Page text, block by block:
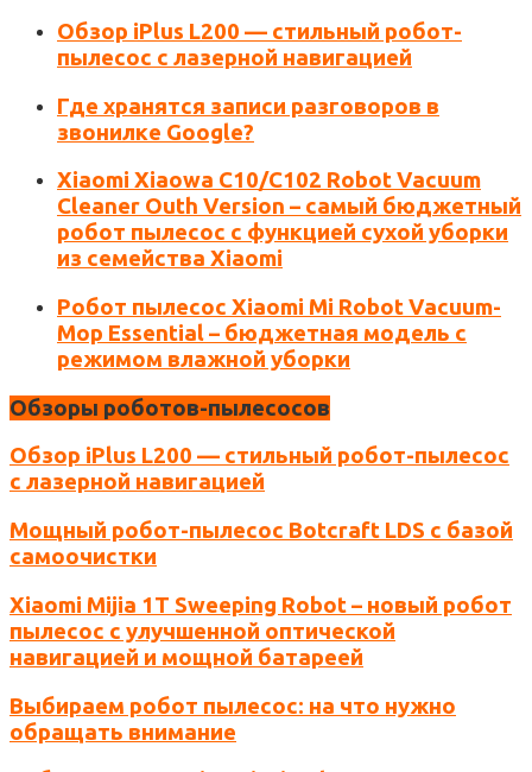
Обзор iPlus L200 — стильный робот-
пылесос с лазерной навигацией
Где хранятся записи разговоров в
звонилке Google?
Xiaomi Xiaowa C10/C102 Robot Vacuum
Cleaner Outh Version – самый бюджетный
робот пылесос с функцией сухой уборки
из семейства Xiaomi
Робот пылесос Xiaomi Mi Robot Vacuum-
Mop Essential – бюджетная модель с
режимом влажной уборки
Обзоры роботов-пылесосов
Обзор iPlus L200 — стильный робот-пылесос
с лазерной навигацией
Мощный робот-пылесос Botcraft LDS с базой
самоочистки
Xiaomi Mijia 1T Sweeping Robot – новый робот
пылесос с улучшенной оптической
навигацией и мощной батареей
Выбираем робот пылесос: на что нужно
обращать внимание